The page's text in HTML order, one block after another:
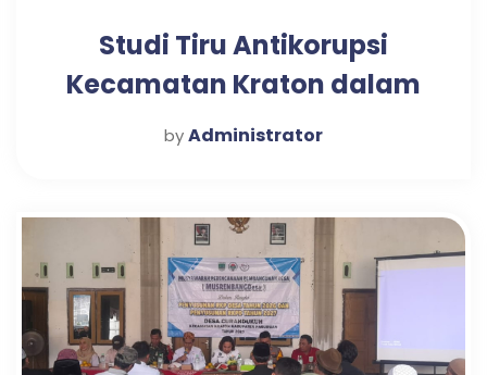
Studi Tiru Antikorupsi
Kecamatan Kraton dalam
Mewujudkan Pelayanan
byAdministrator